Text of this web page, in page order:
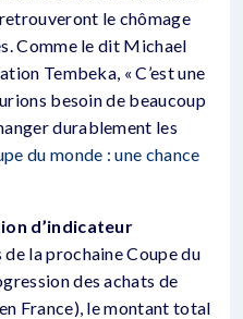
le chômage
Comme le dit Michael
Tembeka, « C’est une
besoin de beaucoup
durablement les
du monde : une chance
d’indicateur
la prochaine Coupe du
des achats de
France), le montant total